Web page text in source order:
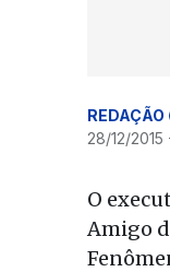
REDAÇÃO
28/12/2015
O
Amigo